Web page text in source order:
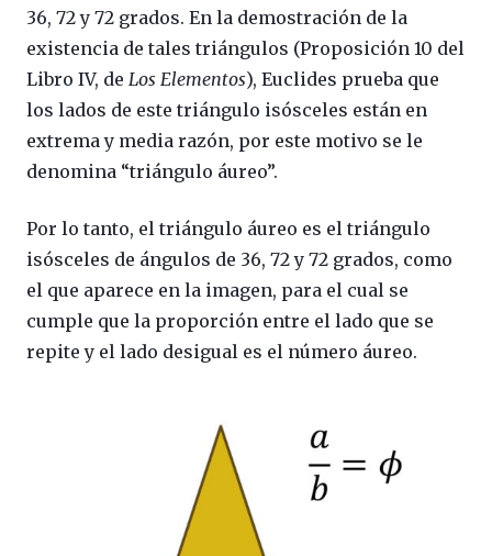
36, 72 y 72 grados. En la demostración de la
existencia de tales triángulos (Proposición 10 del
Libro IV, de Los Elementos), Euclides prueba que
los lados de este triángulo isósceles están en
extrema y media razón, por este motivo se le
denomina “triángulo áureo”.
Por lo tanto, el triángulo áureo es el triángulo
isósceles de ángulos de 36, 72 y 72 grados, como
el que aparece en la imagen, para el cual se
cumple que la proporción entre el lado que se
repite y el lado desigual es el número áureo.